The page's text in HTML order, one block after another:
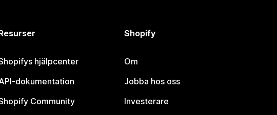
hjälpcenter
dokumentation
Community
Shopify
Om
Jobba hos oss
Investerare